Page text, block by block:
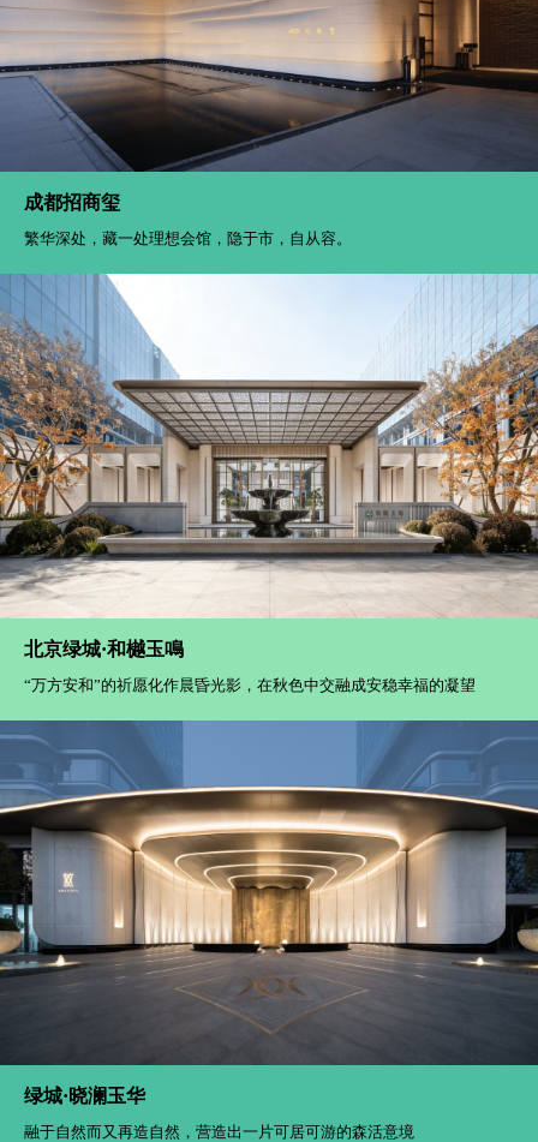
成都招商玺
繁华深处，藏一处理想会馆，隐于市，自从容。
北京绿城·和樾玉鳴
“万方安和”的祈愿化作晨昏光影，在秋色中交融成安稳幸福的凝望
绿城·晓澜玉华
融于自然而又再造自然，营造出一片可居可游的森活意境